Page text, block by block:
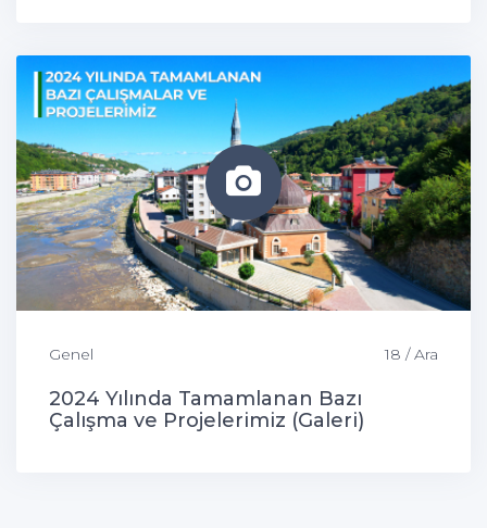
Genel 18 / Ara
2024 Yılında Tamamlanan Bazı
Çalışma ve Projelerimiz (Galeri)